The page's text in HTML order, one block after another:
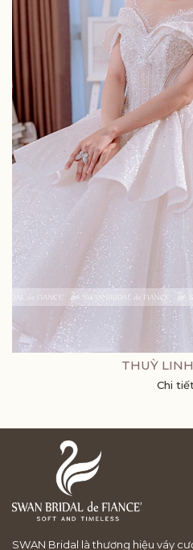
THUỲ
Chi tiết
SWAN Bridal là thương hiệu váy